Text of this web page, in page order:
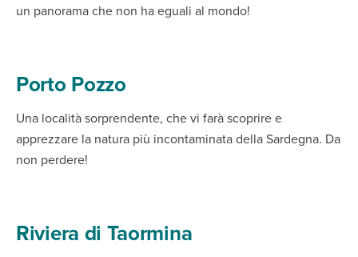
un panorama che non ha eguali al mondo!
Porto Pozzo
Una località sorprendente, che vi farà scoprire e
apprezzare la natura più incontaminata della Sardegna. Da
non perdere!
Riviera di Taormina